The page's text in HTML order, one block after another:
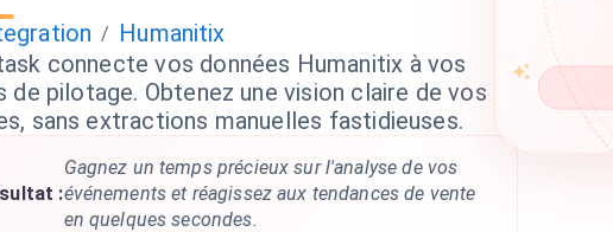
/ Humanitix
connecte vos données Humanitix à vos
de pilotage. Obtenez une vision claire de vos
sans extractions manuelles fastidieuses.
:
Gagnez un temps précieux sur l'analyse de vos
événements et réagissez aux tendances de vente
en quelques secondes.